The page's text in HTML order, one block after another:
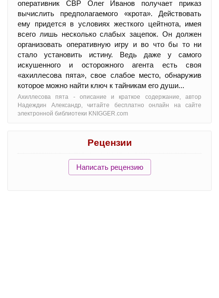
оперативник СВР Олег Иванов получает приказ
вычислить предполагаемого «крота». Действовать
ему придется в условиях жесткого цейтнота, имея
всего лишь несколько слабых зацепок. Он должен
организовать оперативную игру и во что бы то ни
стало установить истину. Ведь даже у самого
искушенного и осторожного агента есть своя
«ахиллесова пята», свое слабое место, обнаружив
которое можно найти ключ к тайникам его души...
Ахиллесова пята - oписание и краткое содержание, автор
Надеждин Александр, читайте бесплатно онлайн на сайте
электронной библиотеки KNIGGER.com
Рецензии
Написать рецензию